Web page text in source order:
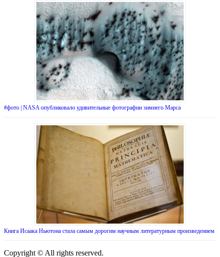
#фото | NASA опубликовало удивительные фотографии зимнего Марса
Книга Исаака Ньютона стала самым дорогим научным литературным произведением
Copyright © All rights reserved.